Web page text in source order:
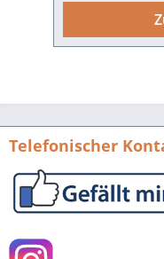
Theodor
vom Alltag
Praktiken,
sichtbar.
Telefonischer